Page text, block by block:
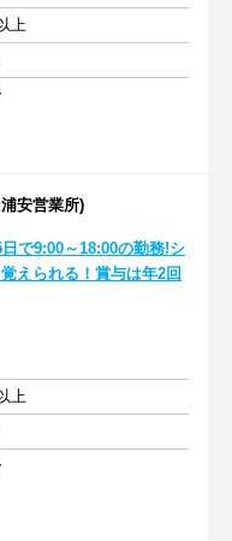
上
安営業所)
日で9:00～18:00の勤務!シ
えられる！賞与は年2回
上